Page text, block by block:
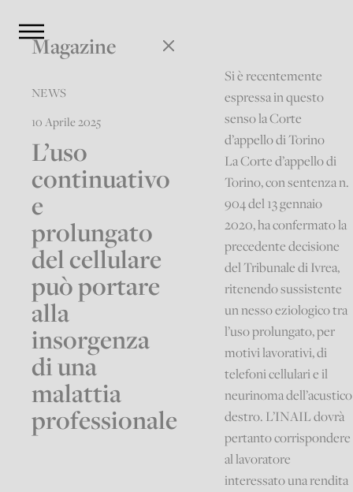
Magazine
NEWS
10 Aprile 2025
L’uso
continuativo
e
prolungato
del cellulare
può portare
alla
insorgenza
di una
malattia
professionale
Si è recentemente
espressa in questo
senso la Corte
d’appello di Torino
La Corte d’appello di
Torino, con sentenza n.
904 del 13 gennaio
2020, ha confermato la
precedente decisione
del Tribunale di Ivrea,
ritenendo sussistente
un nesso eziologico tra
l’uso prolungato, per
motivi lavorativi, di
telefoni cellulari e il
neurinoma dell’acustico
destro. L’INAIL dovrà
pertanto corrispondere
al lavoratore
interessato una rendita